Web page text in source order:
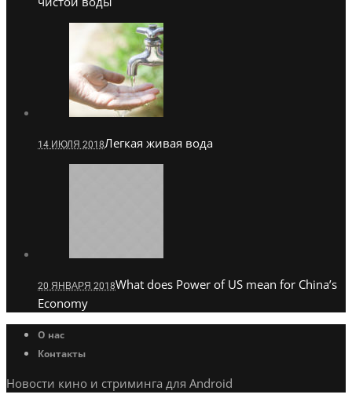
14 ИЮЛЯ 2018Легкая живая вода
20 ЯНВАРЯ 2018What does Power of US mean for China’s
Economy
О нас
Контакты
Новости кино и стриминга для Android